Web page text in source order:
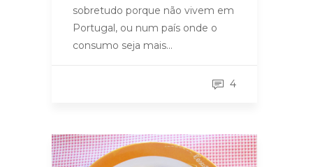
sobretudo porque não vivem em
Portugal, ou num país onde o
consumo seja mais…
4